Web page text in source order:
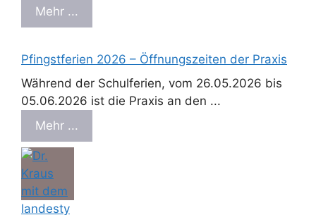
Mehr ...
Pfingstferien 2026 – Öffnungszeiten der Praxis
Während der Schulferien, vom 26.05.2026 bis
05.06.2026 ist die Praxis an den ...
Mehr ...